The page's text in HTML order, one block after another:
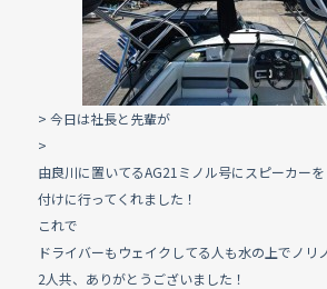
> 今日は社長と先輩が
>
由良川に置いてるAG21ミノル号にスピーカーを
付けに行ってくれました！
これで
ドライバーもウェイクしてる人も水の上でノリ
2人共、ありがとうございました！